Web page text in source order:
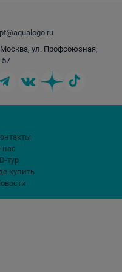
нас
тур
купить
ул. Профсоюзная,